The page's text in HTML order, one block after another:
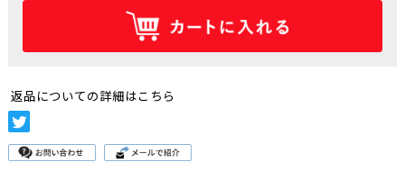
返品についての詳細はこちら